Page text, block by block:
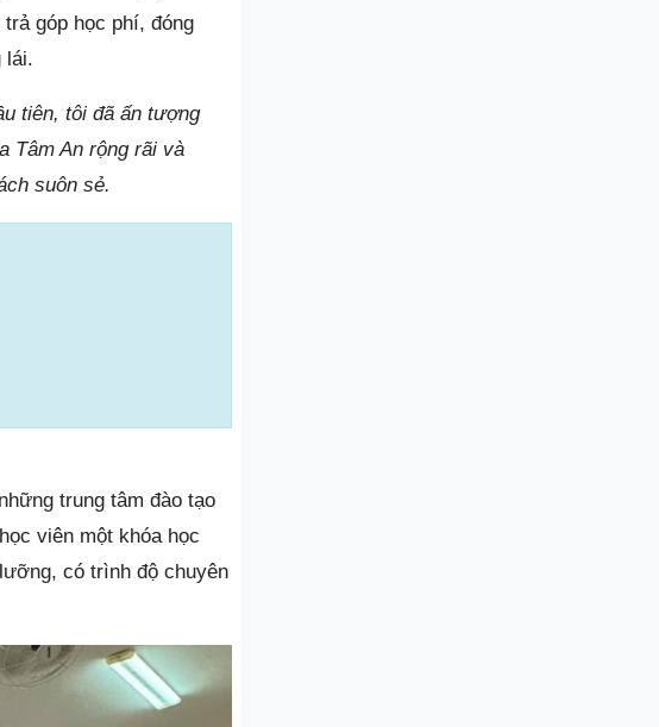
góp học phí, đóng
lái.
tiên, tôi đã ấn tượng
Tâm An rộng rãi và
suôn sẻ.
trung tâm đào tạo
viên một khóa học
có trình độ chuyên